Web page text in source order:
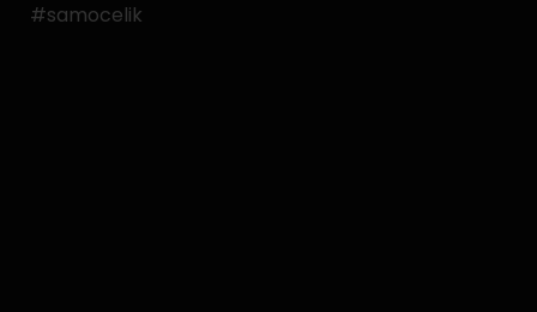
#samocelik